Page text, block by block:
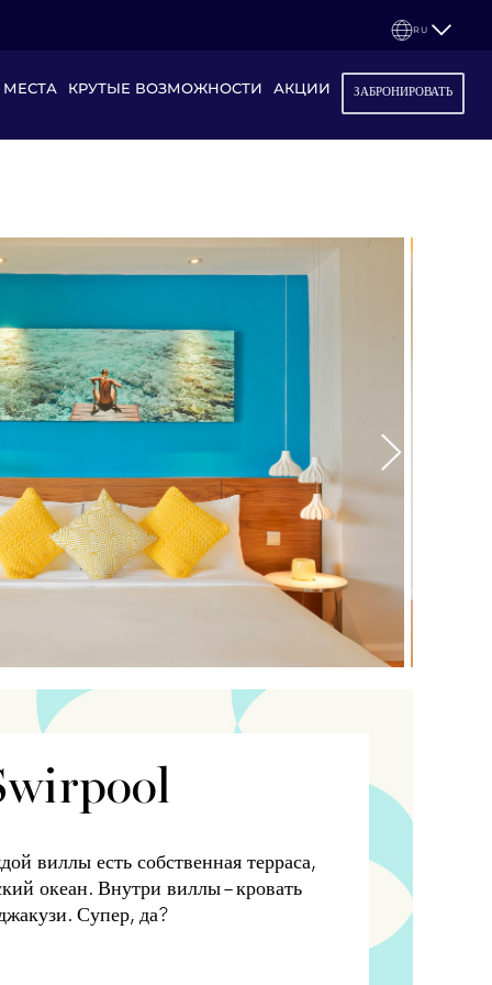
RU
МЕСТА КРУТЫЕ ВОЗМОЖНОСТИ АКЦИИ ЗАБРОНИРОВАТЬ
виллы есть собственная терраса,
океан. Внутри виллы – кровать
Супер, да?